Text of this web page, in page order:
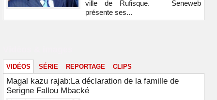
ville de Rufisque. Seneweb
présente ses...
VIDÉOS SÉRIE REPORTAGE CLIPS
Magal kazu rajab:La déclaration de la famille de
Serigne Fallou Mbacké